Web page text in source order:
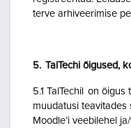
terve arhiveerimise
5. TalTechi õigused,
5.1 TalTechil on
muudatusi teavitades
Moodle’i veebilehel